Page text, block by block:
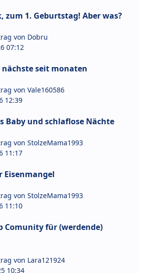
zum 1. Geburtstag! Aber was?
von Dobru
07:12
seit monaten
von Vale160586
12:39
Baby und schlaflose Nächte
von StolzeMama1993
11:17
Eisenmangel
von StolzeMama1993
11:10
Comunity für (werdende)
von Lara121924
10:34